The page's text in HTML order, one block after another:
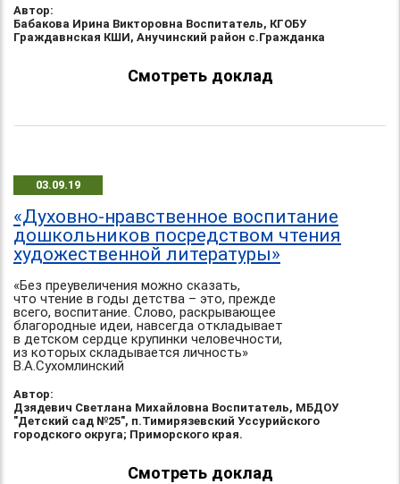
Автор:
Бабакова Ирина Викторовна Воспитатель, КГОБУ
Граждавнская КШИ, Анучинский район с.Гражданка
Смотреть доклад
03.09.19
«Духовно-нравственное воспитание
дошкольников посредством чтения
художественной литературы»
«Без преувеличения можно сказать,
что чтение в годы детства – это, прежде
всего, воспитание. Слово, раскрывающее
благородные идеи, навсегда откладывает
в детском сердце крупинки человечности,
из которых складывается личность»
В.А.Сухомлинский
Автор:
Дзядевич Светлана Михайловна Воспитатель, МБДОУ
"Детский сад №25", п.Тимирязевский Уссурийского
городского округа; Приморского края.
Смотреть доклад